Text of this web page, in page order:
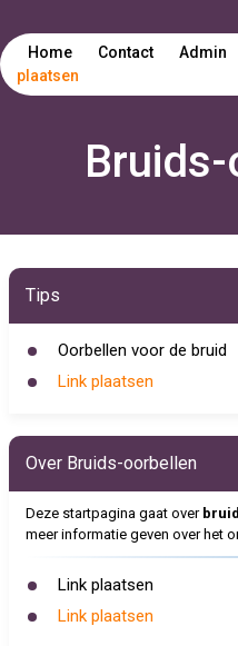
Home Contact Admin
plaatsen
Tips
Oorbellen voor de bruid
Link plaatsen
Over Bruids-oorbellen
Deze startpagina gaat over
meer informatie geven over het
Link plaatsen
Link plaatsen